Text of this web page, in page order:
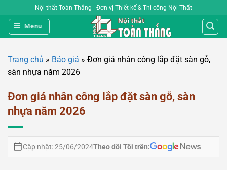
qua
nội
Nội thất Toàn Thắng - Đơn vị Thiết kế & Thi công Nội Thất
Menu
Trang chủ » Báo giá » Đơn giá nhân công lắp đặt sàn gỗ,
sàn nhựa năm 2026
Đơn giá nhân công lắp đặt sàn gỗ, sàn
nhựa năm 2026
Cập nhật: 25/06/2024Theo dõi Tôi trên: